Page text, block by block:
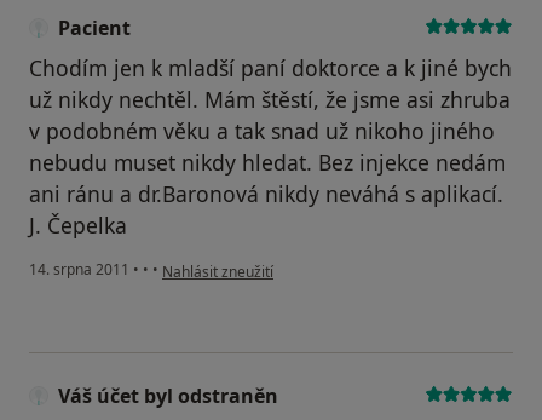
Pacient
Chodím jen k mladší paní doktorce a k jiné bych
už nikdy nechtěl. Mám štěstí, že jsme asi zhruba
v podobném věku a tak snad už nikoho jiného
nebudu muset nikdy hledat. Bez injekce nedám
ani ránu a dr.Baronová nikdy neváhá s aplikací.
J. Čepelka
14. srpna 2011 • • • podle názoru uživatele Pacient
Nahlásit zneužití
Váš účet byl odstraněn